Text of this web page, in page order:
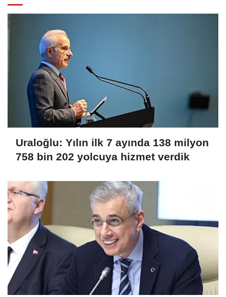
Uraloğlu: Yılın ilk 7 ayında 138 milyon
758 bin 202 yolcuya hizmet verdik